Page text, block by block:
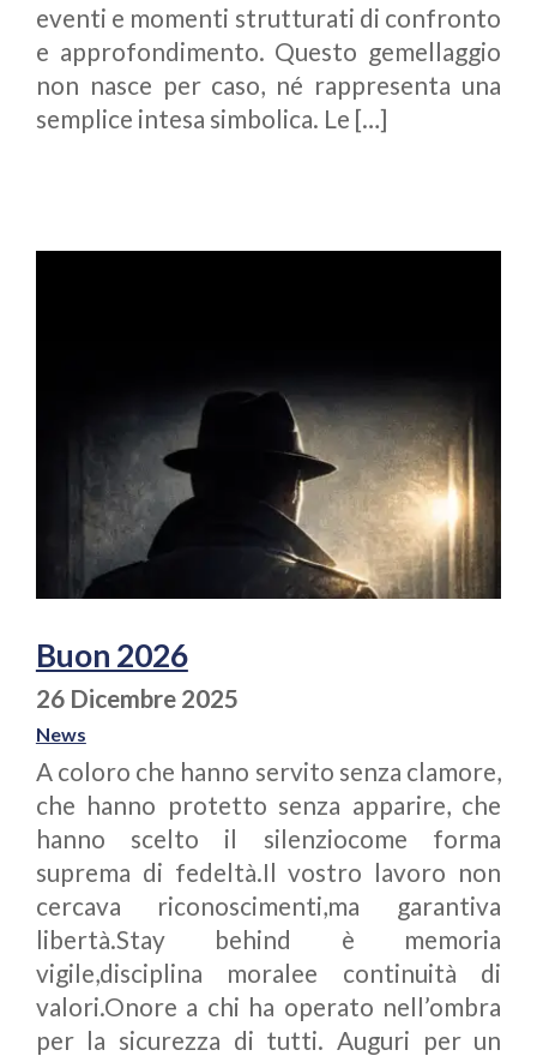
eventi e momenti strutturati di confronto
e approfondimento. Questo gemellaggio
non nasce per caso, né rappresenta una
semplice intesa simbolica. Le […]
Buon 2026
26 Dicembre 2025
News
A coloro che hanno servito senza clamore,
che hanno protetto senza apparire, che
hanno scelto il silenziocome forma
suprema di fedeltà.Il vostro lavoro non
cercava riconoscimenti,ma garantiva
libertà.Stay behind è memoria
vigile,disciplina moralee continuità di
valori.Onore a chi ha operato nell’ombra
per la sicurezza di tutti. Auguri per un